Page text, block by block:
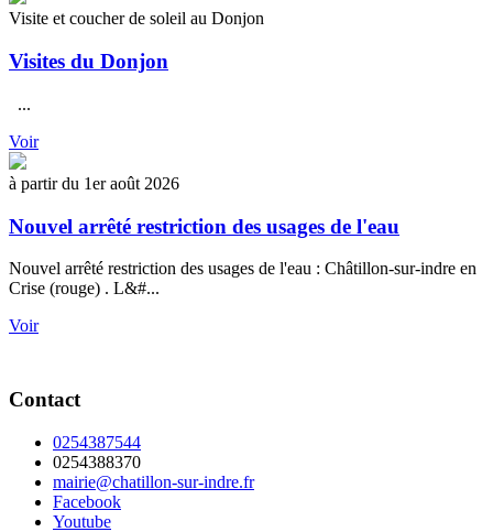
Visite et coucher de soleil au Donjon
Visites du Donjon
...
Voir
à partir du 1er août 2026
Nouvel arrêté restriction des usages de l'eau
Nouvel arrêté restriction des usages de l'eau : Châtillon-sur-indre en
Crise (rouge) . L&#...
Voir
Contact
0254387544
0254388370
mairie@chatillon-sur-indre.fr
Facebook
Youtube